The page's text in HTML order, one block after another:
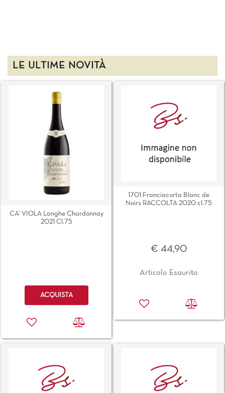
LE ULTIME NOVITÀ
CA' VIOLA Langhe Chardonnay
2021 Cl.75
Quantità
ACQUISTA
1701 Franciacorta Blanc de
Noirs RACCOLTA 2020 cl.75
€ 44,90
Articolo Esaurito